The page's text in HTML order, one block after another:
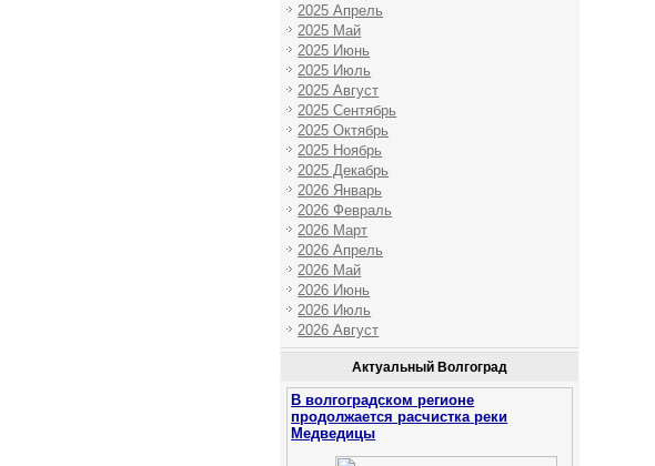
2025 Апрель
2025 Май
2025 Июнь
2025 Июль
2025 Август
2025 Сентябрь
2025 Октябрь
2025 Ноябрь
2025 Декабрь
2026 Январь
2026 Февраль
2026 Март
2026 Апрель
2026 Май
2026 Июнь
2026 Июль
2026 Август
Актуальный Волгоград
В волгоградском регионе
продолжается расчистка реки
Медведицы